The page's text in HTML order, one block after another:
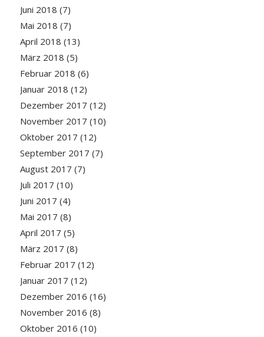
Juni 2018 (7)
Mai 2018 (7)
April 2018 (13)
März 2018 (5)
Februar 2018 (6)
Januar 2018 (12)
Dezember 2017 (12)
November 2017 (10)
Oktober 2017 (12)
September 2017 (7)
August 2017 (7)
Juli 2017 (10)
Juni 2017 (4)
Mai 2017 (8)
April 2017 (5)
März 2017 (8)
Februar 2017 (12)
Januar 2017 (12)
Dezember 2016 (16)
November 2016 (8)
Oktober 2016 (10)